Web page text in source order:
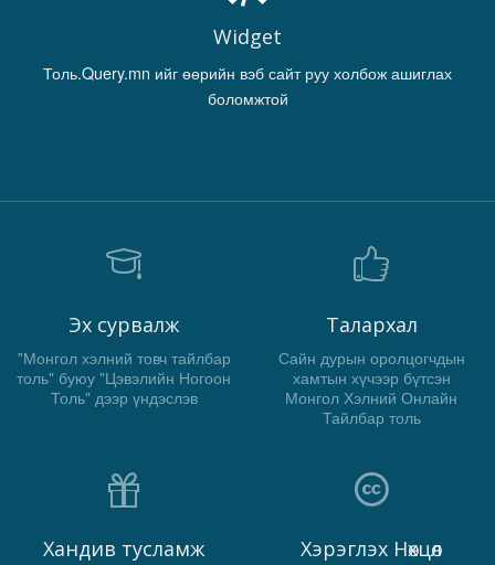
Widget
Толь.Query.mn ийг өөрийн вэб сайт руу холбож ашиглах
боломжтой
Эх сурвалж
"Монгол хэлний товч тайлбар
толь" буюу "Цэвэлийн Ногоон
Толь" дээр үндэслэв
Талархал
Сайн дурын оролцогчдын
хамтын хүчээр бүтсэн
Монгол Хэлний Онлайн
Тайлбар толь
Хандив тусламж Хэрэглэх Нөхцөл